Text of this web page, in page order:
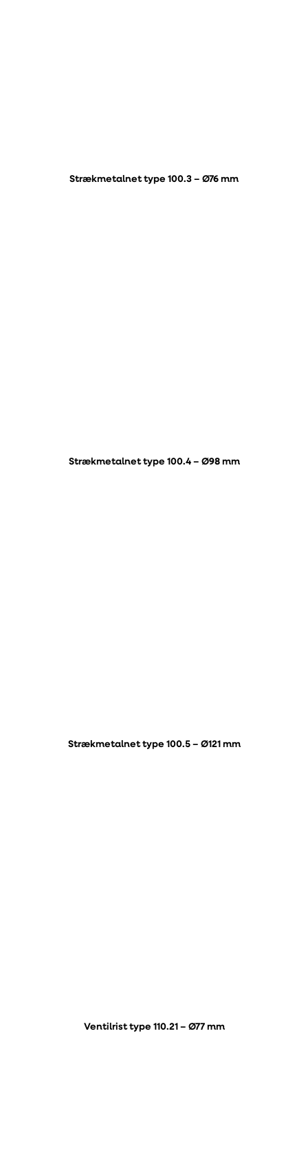
Strækmetalnet type 100.3 – Ø76 mm
Strækmetalnet type 100.4 – Ø98 mm
Strækmetalnet type 100.5 – Ø121 mm
Ventilrist type 110.21 – Ø77 mm